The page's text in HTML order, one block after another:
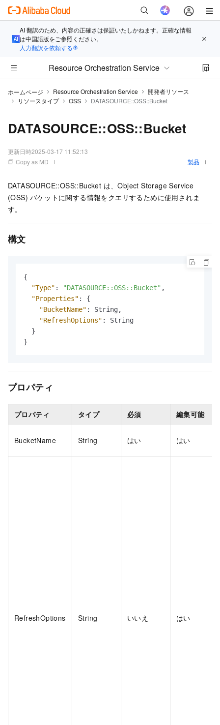
AI 翻訳のため、内容の正確さは保証いたしかねます。正確な情報
は中国語版をご参照ください。
人力翻訳を依頼する
Resource Orchestration Service
ホームページ Resource Orchestration Service
開発者リソース
リソースタイプ
OSS DATASOURCE::OSS::Bucket
DATASOURCE::OSS::Bucket
更新日時2025-03-17 11:52:13
Copy as MD
製品
DATASOURCE::OSS::Bucket は、Object Storage Service
(OSS) バケットに関する情報をクエリするために使用されま
す。
構文
{
"Type" : "DATASOURCE::OSS::Bucket" ,
"Properties" :
{
"BucketName" : String,
"RefreshOptions" :
String
}
}
プロパティ
プロパティ タイプ 必須 編集可能
BucketName String はい はい
RefreshOptions String いいえ はい